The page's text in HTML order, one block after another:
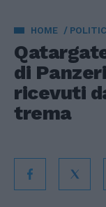
HOME
di
ricevuti
trema